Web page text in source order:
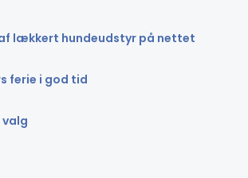
lækkert hundeudstyr på nettet
ferie i god tid